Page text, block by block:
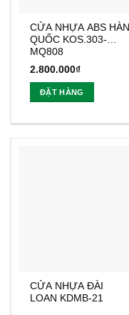
CỬA NHỰA ABS HÀN
QUỐC KOS.303-
MQ808
2.800.000₫
ĐẶT HÀNG
CỬA NHỰA ĐÀI
LOAN KDMB-21